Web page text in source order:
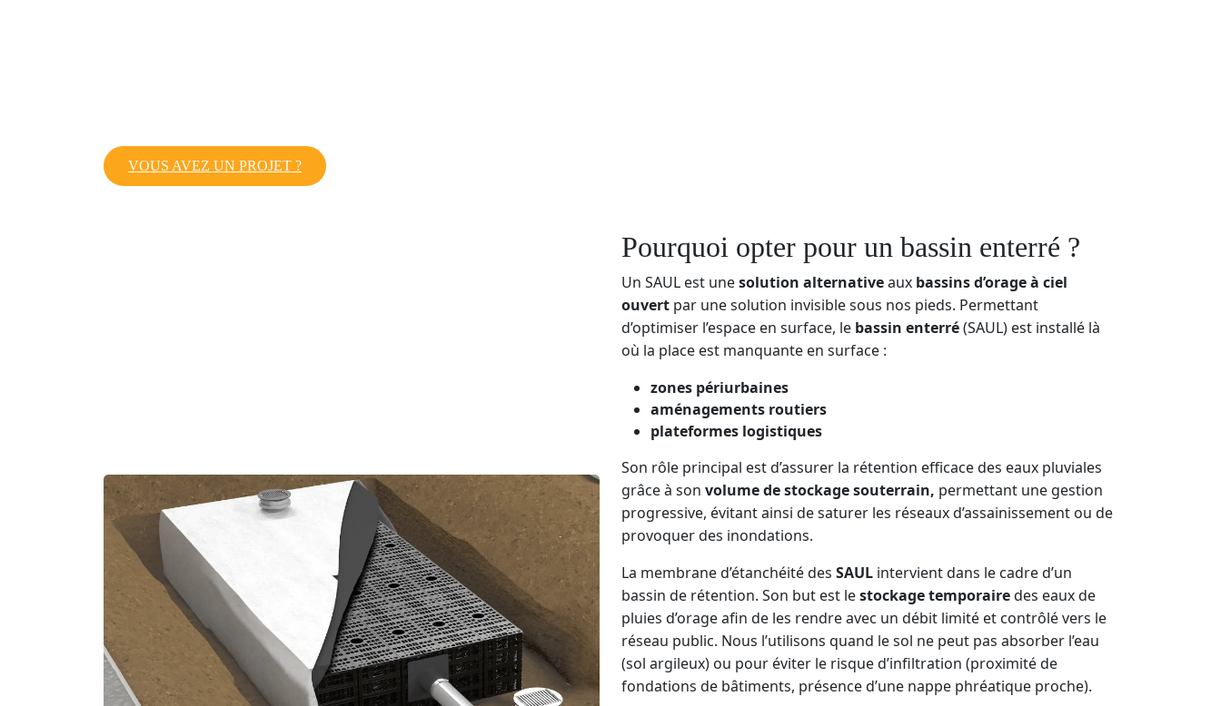
VOUS AVEZ UN PROJET ?
Pourquoi opter pour un bassin enterré ?
Un SAUL est unesolution alternativeaux bassins d’orage à ciel
ouvert par une solution invisible sous nos pieds. Permettant
d’optimiser l’espace en surface, le bassin enterré(SAUL) est installé là
où la place est manquante en surface :
zones périurbaines
aménagements routiers
plateformes logistiques
Son rôle principal est d’assurer la rétention efficace des eaux pluviales
grâce à son volume de stockage souterrain, permettant une gestion
progressive, évitant ainsi de saturer les réseaux d’assainissement ou de
provoquer des inondations.
La membrane d’étanchéité des SAUL intervient dans le cadre d’un
bassin de rétention. Son but est lestockage temporairedes eaux de
pluies d’orage afin de les rendre avec un débit limité et contrôlé vers le
réseau public. Nous l’utilisons quand le sol ne peut pas absorber l’eau
(sol argileux) ou pour éviter le risque d’infiltration (proximité de
fondations de bâtiments, présence d’une nappe phréatique proche).